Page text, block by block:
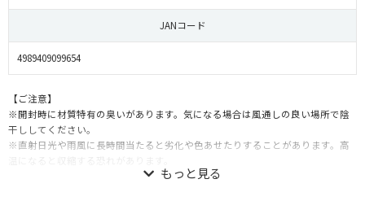
JANコード
4989409099654
【ご注意】
※開封時に材質特有の臭いがあります。気になる場合は風通しの良い場所で陰
干ししてください。
※直射日光や雨風に長時間当たると劣化や色あせたりすることがあります。高